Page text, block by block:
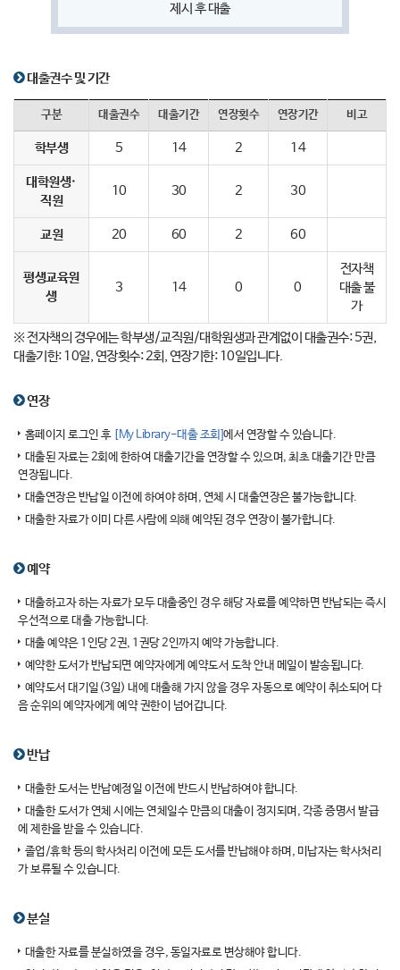
제시 후 대출
대출권수 및 기간
구분 대출권수 대출기간 연장횟수 연장기간 비고
학부생 5 14 2 14
대학원생·
직원
10 30 2 30
교원 20 60 2 60
평생교육원
생
3 14 0 0
전자책
대출 불
가
※ 전자책의 경우에는 학부생/교직원/대학원생과 관계없이 대출권수: 5권,
대출기한: 10일, 연장횟수: 2회, 연장기한: 10일입니다.
연장
홈페이지 로그인 후 [My Library-대출 조회] 에서 연장할 수 있습니다.
대출된 자료는 2회에 한하여 대출기간을 연장할 수 있으며, 최초 대출기간 만큼
연장됩니다.
대출연장은 반납일 이전에 하여야 하며, 연체 시 대출연장은 불가능합니다.
대출한 자료가 이미 다른 사람에 의해 예약된 경우 연장이 불가합니다.
예약
대출하고자 하는 자료가 모두 대출중인 경우 해당 자료를 예약하면 반납되는 즉시
우선적으로 대출 가능합니다.
대출 예약은 1인당 2권, 1권당 2인까지 예약 가능합니다.
예약한 도서가 반납되면 예약자에게 예약도서 도착 안내 메일이 발송됩니다.
예약도서 대기일(3일) 내에 대출해 가지 않을 경우 자동으로 예약이 취소되어 다
음 순위의 예약자에게 예약 권한이 넘어갑니다.
반납
대출한 도서는 반납예정일 이전에 반드시 반납하여야 합니다.
대출한 도서가 연체 시에는 연체일수 만큼의 대출이 정지되며, 각종 증명서 발급
에 제한을 받을 수 있습니다.
졸업/휴학 등의 학사처리 이전에 모든 도서를 반납해야 하며, 미납자는 학사처리
가 보류될 수 있습니다.
분실
대출한 자료를 분실하였을 경우, 동일자료로 변상해야 합니다.